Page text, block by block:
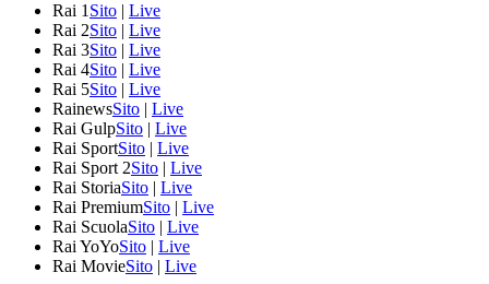
Rai 1 Sito | Live
Rai 2Sito | Live
Rai 3Sito | Live
Rai 4Sito | Live
Rai 5Sito | Live
RainewsSito | Live
Rai GulpSito | Live
Rai SportSito | Live
Rai Sport 2Sito | Live
Rai StoriaSito | Live
Rai PremiumSito | Live
Rai ScuolaSito | Live
Rai YoYoSito | Live
Rai MovieSito | Live